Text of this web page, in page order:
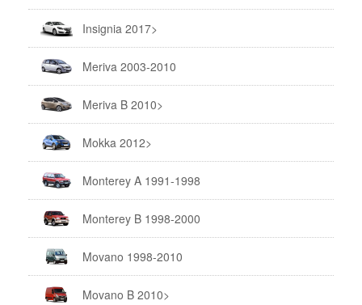
Insignia 2017>
Meriva 2003-2010
Meriva B 2010>
Mokka 2012>
Monterey A 1991-1998
Monterey B 1998-2000
Movano 1998-2010
Movano B 2010>